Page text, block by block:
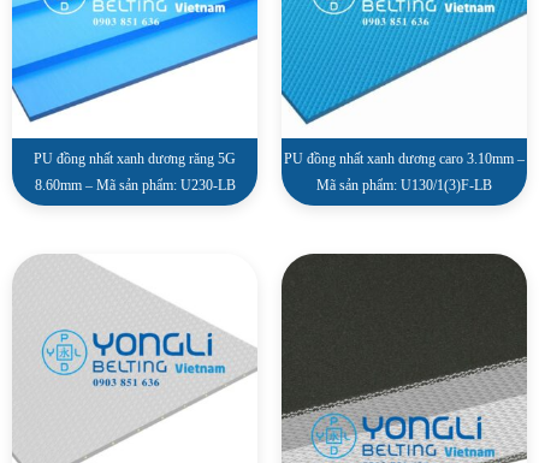
PU đồng nhất xanh dương răng 5G
8.60mm – Mã sản phẩm: U230-LB
PU đồng nhất xanh dương caro 3.10mm –
Mã sản phẩm: U130/1(3)F-LB